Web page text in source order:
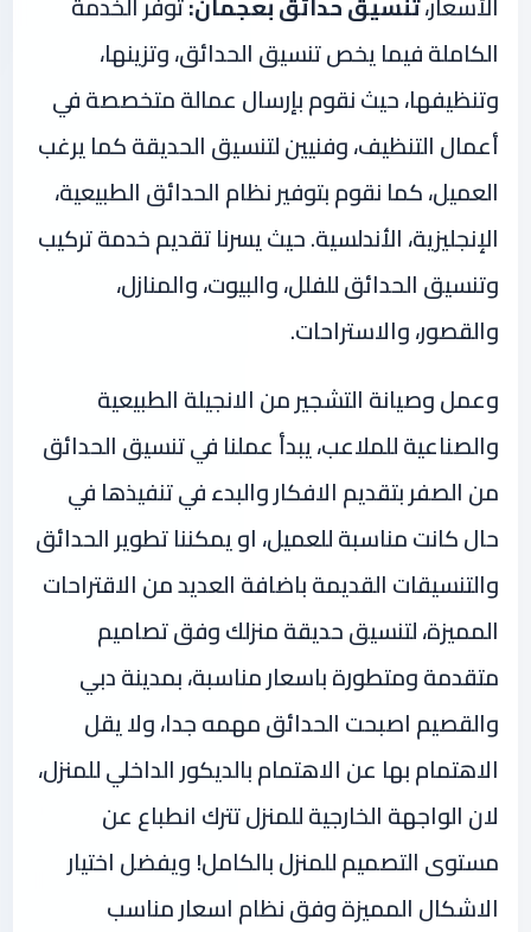
الكاملة فيما يخص تنسيق الحدائق، وتزينها،
وتنظيفها، حيث نقوم بإرسال عمالة متخصصة في
أعمال التنظيف، وفنيين لتنسيق الحديقة كما يرغب
العميل، كما نقوم بتوفير نظام الحدائق الطبيعية،
الإنجليزية، الأندلسية. حيث يسرنا تقديم خدمة تركيب
وتنسيق الحدائق للفلل، والبيوت، والمنازل،
والقصور، والاستراحات.
وعمل وصيانة التشجير من الانجيلة الطبيعية
والصناعية للملاعب، يبدأ عملنا في تنسيق الحدائق
من الصفر بتقديم الافكار والبدء في تنفيذها في
حال كانت مناسبة للعميل، او يمكننا تطوير الحدائق
والتنسيقات القديمة باضافة العديد من الاقتراحات
المميزة، لتنسيق حديقة منزلك وفق تصاميم
متقدمة ومتطورة باسعار مناسبة، بمدينة دبي
والقصيم اصبحت الحدائق مهمه جدا، ولا يقل
الاهتمام بها عن الاهتمام بالديكور الداخلي للمنزل،
لان الواجهة الخارجية للمنزل تترك انطباع عن
مستوى التصميم للمنزل بالكامل! ويفضل اختيار
الاشكال المميزة وفق نظام اسعار مناسب